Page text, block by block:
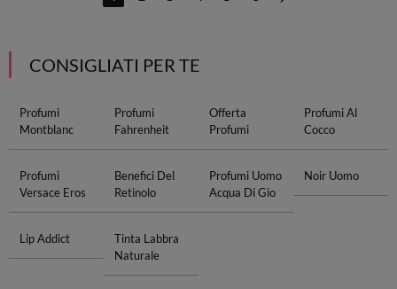
CONSIGLIATI PER TE
Profumi
Montblanc
Profumi
Fahrenheit
Offerta
Profumi
Profumi Al
Cocco
Profumi
Versace Eros
Benefici Del
Retinolo
Profumi Uomo
Acqua Di Gio
Noir Uomo
Lip Addict
Tinta Labbra
Naturale